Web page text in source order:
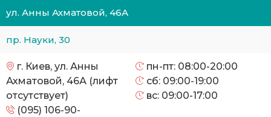
ул. Анны Ахматовой, 46А
г. Киев, ул. Анны
Ахматовой, 46А (лифт
отсутствует)
(095) 106-90-
пн-пт: 08:00-20:00
сб: 09:00-19:00
вс: 09:00-17:00
пр. Науки, 30